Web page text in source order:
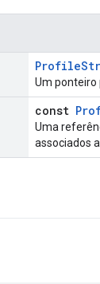
Um ponteiro
const
Uma
associados